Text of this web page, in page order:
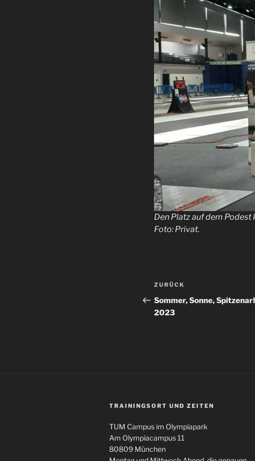
Den Platz auf dem Podest
Foto: Privat.
Vorheriger
Beitrag
ZURÜCK
Sommer, Sonne,
2023
TRAININGSORT UND ZEITEN
TUM Campus im Olympiapark
Am Olympiacampus 11
80809 München